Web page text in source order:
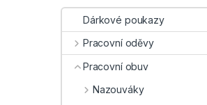
Dárkové poukazy
Pracovní oděvy
Pracovní obuv
Nazouváky